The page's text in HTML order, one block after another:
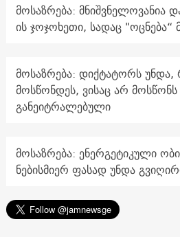
მოსაზრება: მნიშვნელოვანია
ის ჯოჯოხეთი, სადაც "ოცნება“
მოსაზრება: დიქტატორს
მოსწონდეს, ვისაც არ
განეიტრალებული
მოსაზრება: ენერგეტიკული
ნებისმიერ ფასად უნდა